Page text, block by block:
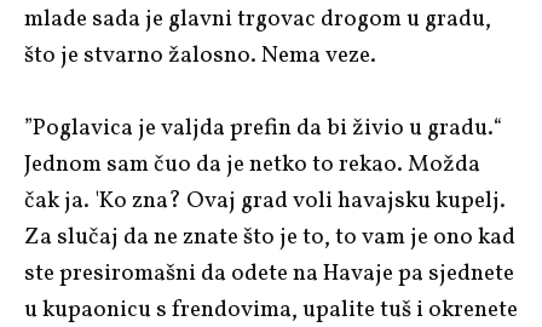
mlade sada je glavni trgovac drogom u gradu,
što je stvarno žalosno. Nema veze.
”Poglavica je valjda prefin da bi živio u gradu.“
Jednom sam čuo da je netko to rekao. Možda
čak ja. 'Ko zna? Ovaj grad voli havajsku kupelj.
Za slučaj da ne znate što je to, to vam je ono kad
ste presiromašni da odete na Havaje pa sjednete
u kupaonicu s frendovima, upalite tuš i okrenete